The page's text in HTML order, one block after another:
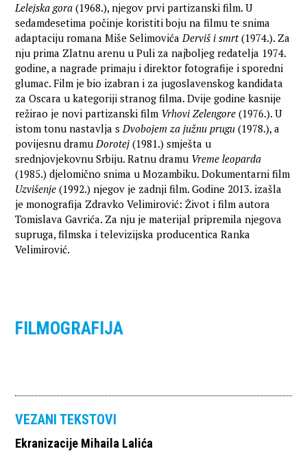
Lelejska gora (1968.), njegov prvi partizanski film. U
sedamdesetima počinje koristiti boju na filmu te snima
adaptaciju romana Miše SelimovićaDerviš i smrt(1974.). Za
nju prima Zlatnu arenu u Puli za najboljeg redatelja 1974.
godine, a nagrade primaju i direktor fotografije i sporedni
glumac. Film je bio izabran i za jugoslavenskog kandidata
za Oscara u kategoriji stranog filma. Dvije godine kasnije
režirao je novi partizanski film Vrhovi Zelengore (1976.). U
istom tonu nastavlja sDvobojem za južnu prugu (1978.), a
povijesnu dramuDorotej (1981.) smješta u
srednjovjekovnu Srbiju. Ratnu dramu Vreme leoparda
(1985.) djelomično snima u Mozambiku. Dokumentarni film
Uzvišenje (1992.) njegov je zadnji film. Godine 2013. izašla
je monografija Zdravko Velimirović: Život i film autora
Tomislava Gavrića. Za nju je materijal pripremila njegova
supruga, filmska i televizijska producentica Ranka
Velimirović.
FILMOGRAFIJA
VEZANI TEKSTOVI
Ekranizacije Mihaila Lalića